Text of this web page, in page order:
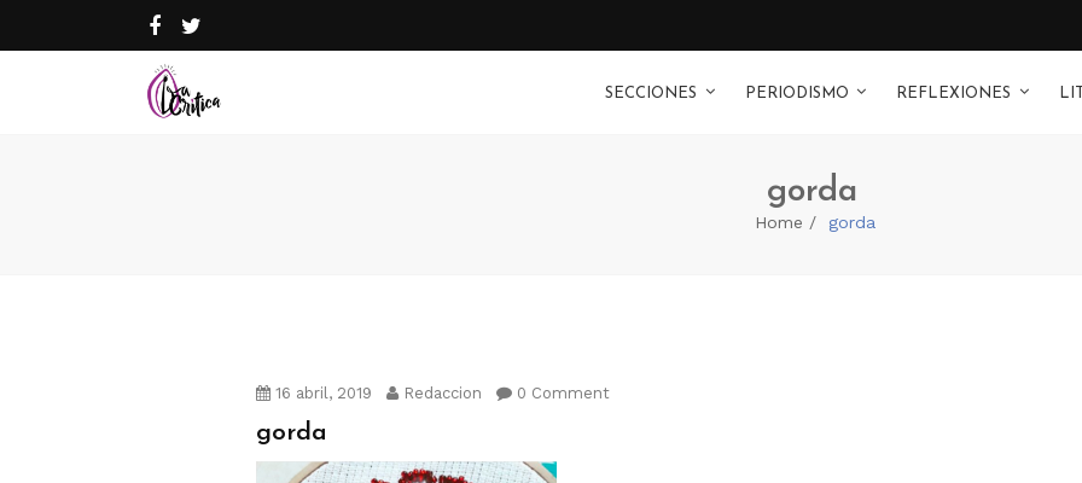
SECCIONES PERIODISMO REFLEXIONES
gorda
Home gorda
16 abril, 2019 Redaccion 0 Comment
gorda